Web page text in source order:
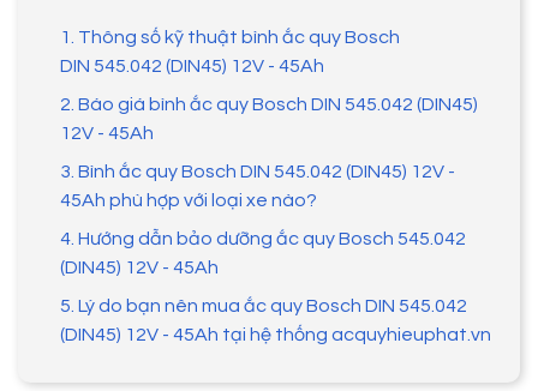
1. Thông số kỹ thuật bình ắc quy Bosch
DIN 545.042 (DIN45) 12V - 45Ah
2. Báo giá bình ắc quy Bosch DIN 545.042 (DIN45)
12V - 45Ah
3. Bình ắc quy Bosch DIN 545.042 (DIN45) 12V -
45Ah phù hợp với loại xe nào?
4. Hướng dẫn bảo dưỡng ắc quy Bosch 545.042
(DIN45) 12V - 45Ah
5. Lý do bạn nên mua ắc quy Bosch DIN 545.042
(DIN45) 12V - 45Ah tại hệ thống acquyhieuphat.vn